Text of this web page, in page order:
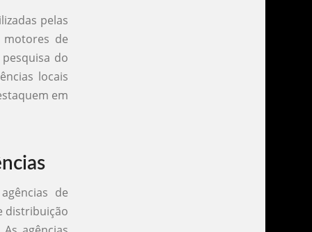
pelas
de
do
locais
em
de
distribuição